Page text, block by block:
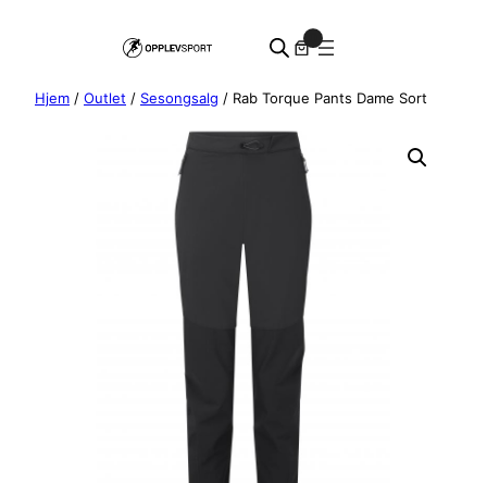
Hjem / Outlet / Sesongsalg / Rab Torque Pants Dame Sort